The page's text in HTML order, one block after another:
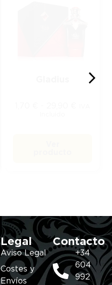
Legal
Aviso Legal
Costes y
Envíos
Contacto
+34
604
992